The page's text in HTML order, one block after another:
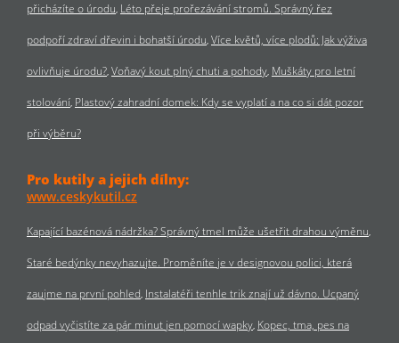
přicházíte o úrodu Léto přeje prořezávání stromů. Správný řez
podpoří zdraví dřevin i bohatší úrodu Více květů, více plodů: Jak výživa
ovlivňuje úrodu? Voňavý kout plný chuti a pohody Muškáty pro letní
stolování Plastový zahradní domek: Kdy se vyplatí a na co si dát pozor
při výběru?
Pro kutily a jejich dílny:
www.ceskykutil.cz
Kapající bazénová nádržka? Správný tmel může ušetřit drahou výměnu
Staré bedýnky nevyhazujte. Proměníte je v designovou polici, která
zaujme na první pohled Instalatéři tenhle trik znají už dávno. Ucpaný
odpad vyčistíte za pár minut jen pomocí wapky Kopec, tma, pes na